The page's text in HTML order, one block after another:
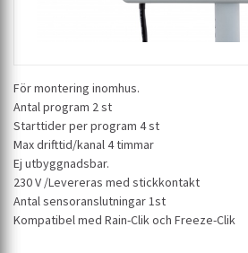
För montering inomhus.
Antal program 2 st
Starttider per program 4 st
Max drifttid/kanal 4 timmar
Ej utbyggnadsbar.
230 V /Levereras med stickkontakt
Antal sensoranslutningar 1st
Kompatibel med Rain-Clik och Freeze-Clik